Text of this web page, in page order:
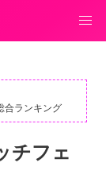
合ランキング
チフェ